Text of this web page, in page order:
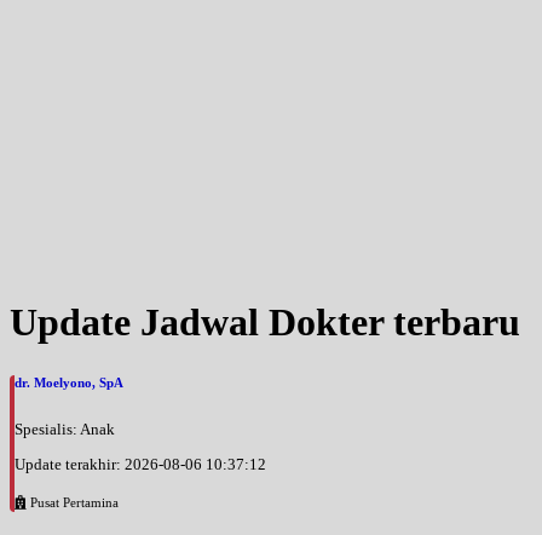
Update Jadwal Dokter terbaru
dr. Moelyono, SpA
Spesialis: Anak
Update terakhir: 2026-08-06 10:37:12
Pusat Pertamina